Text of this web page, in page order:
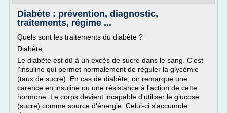
Diabète : prévention, diagnostic,
traitements, régime ...
Quels sont les traitements du diabète ?
Diabète
Le diabète est dû à un excès de sucre dans le sang. C'est
l'insuline qui permet normalement de réguler la glycémie
(taux de sucre). En cas de diabète, on remarque une
carence en insuline ou une résistance à l'action de cette
hormone. Le corps devient incapable d'utiliser le glucose
(sucre) comme source d'énergie. Celui-ci s'accumule